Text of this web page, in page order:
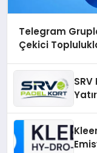
Telegram
Çekici